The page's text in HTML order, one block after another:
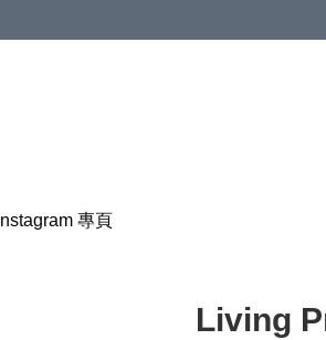
Instagram 專頁
Living